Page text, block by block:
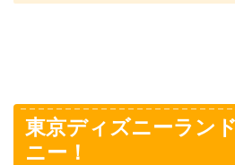
東京ディズニーラン
ニー！